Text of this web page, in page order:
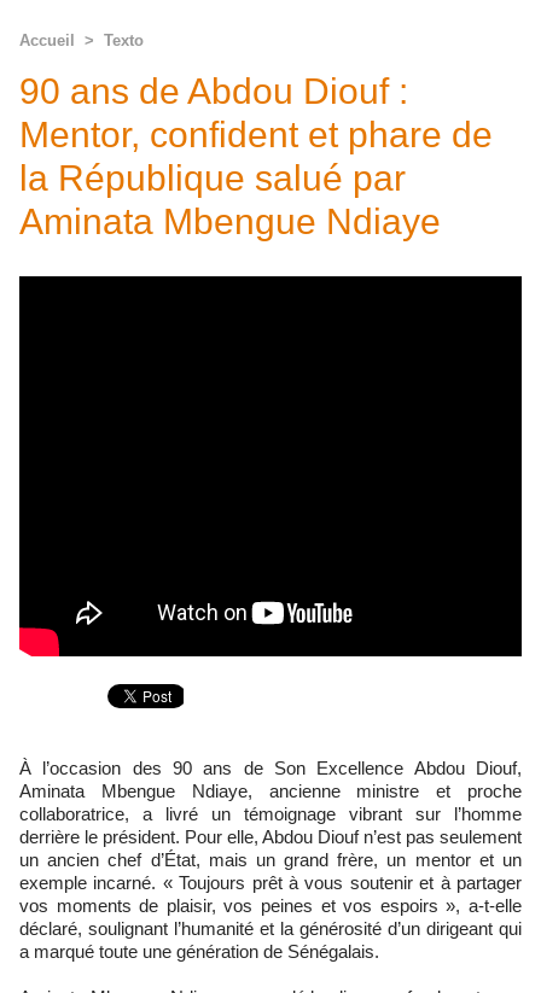
Accueil > Texto
90 ans de Abdou Diouf :
Mentor, confident et phare de
la République salué par
Aminata Mbengue Ndiaye
À l’occasion des 90 ans de Son Excellence Abdou Diouf,
Aminata Mbengue Ndiaye, ancienne ministre et proche
collaboratrice, a livré un témoignage vibrant sur l’homme
derrière le président. Pour elle, Abdou Diouf n’est pas seulement
un ancien chef d’État, mais un grand frère, un mentor et un
exemple incarné. « Toujours prêt à vous soutenir et à partager
vos moments de plaisir, vos peines et vos espoirs », a-t-elle
déclaré, soulignant l’humanité et la générosité d’un dirigeant qui
a marqué toute une génération de Sénégalais.